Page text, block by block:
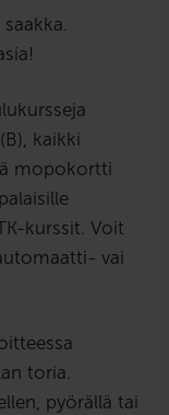
kaikki
mopokortti
kurssit. Voit
vai
toria.
pyörällä tai